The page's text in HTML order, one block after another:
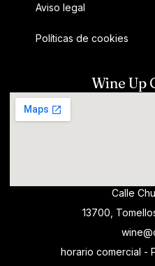
Aviso legal
Políticas de cookies
Wine Up
Calle
13700,
horario comercial -